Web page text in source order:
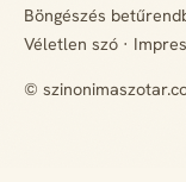
Böngészés
Véletlen szó ·
©